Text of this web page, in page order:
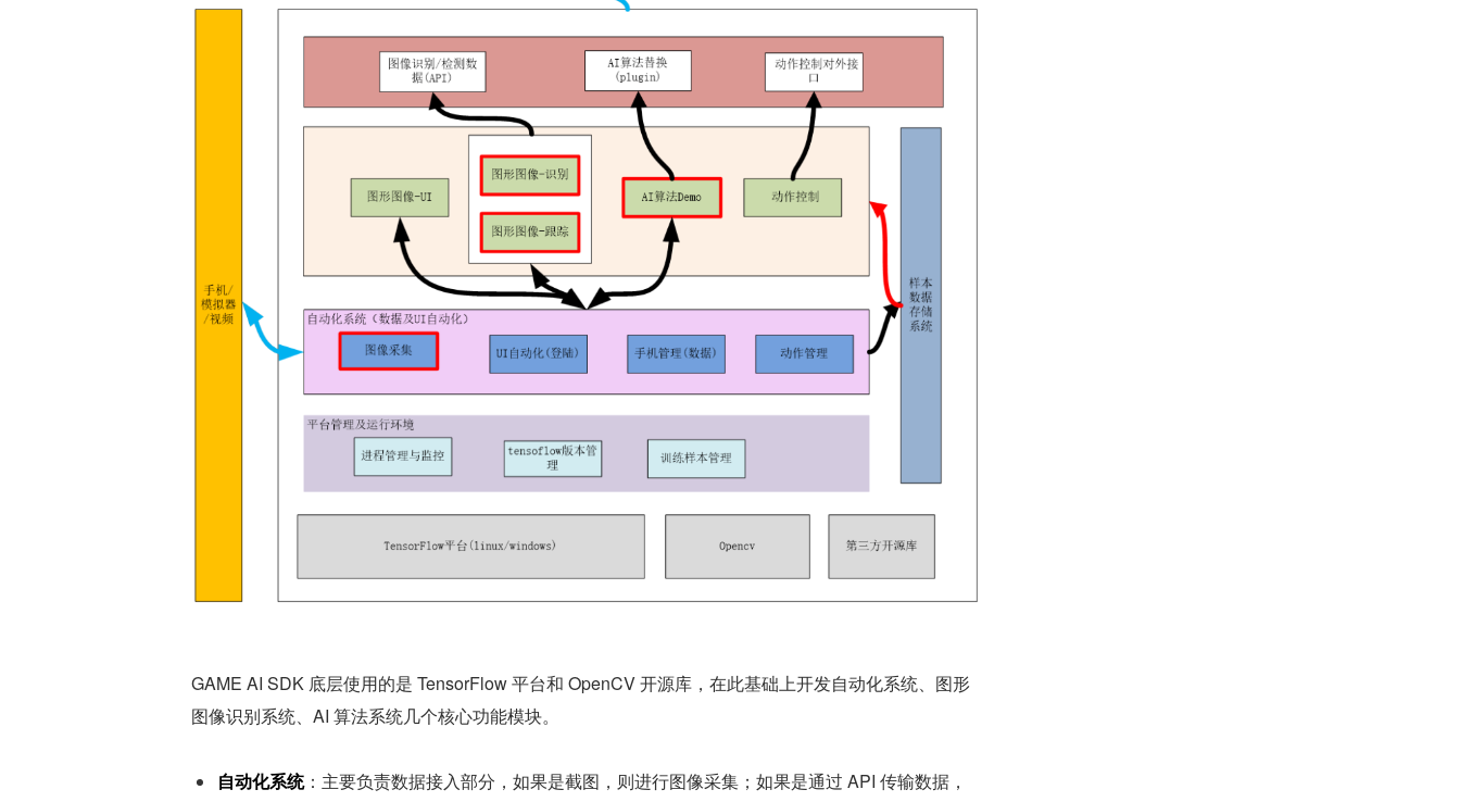
GAME AI SDK 底层使用的是 TensorFlow 平台和 OpenCV 开源库，在此基础上开发自动化系统、图形
图像识别系统、AI 算法系统几个核心功能模块。
自动化系统：主要负责数据接入部分，如果是截图，则进行图像采集；如果是通过 API 传输数据，